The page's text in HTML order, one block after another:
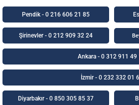
Pendik - 0 216 606 21 85
Şirinevler - 0 212 909 32 24
Ankara - 0 312 911 49
İzmir - 0 232 332 01
Diyarbakır - 0 850 305 85 37